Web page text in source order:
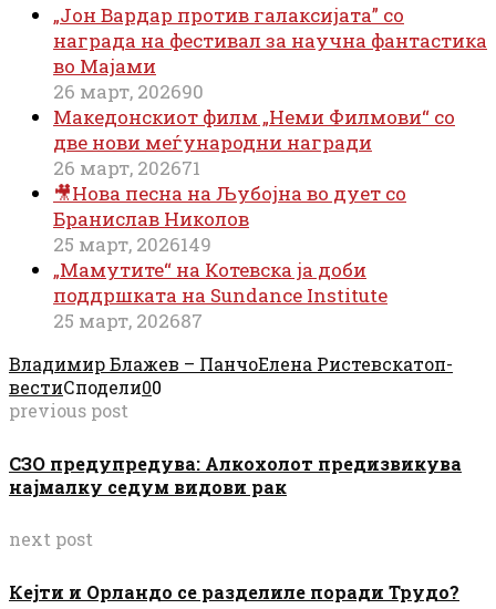
„Јон Вардар против галаксијата” со
награда на фестивал за научна фантастика
во Мајами
26 март, 202690
Македонскиот филм „Неми Филмови“ со
две нови меѓународни награди
26 март, 202671
🎥Нова песна на Љубојна во дует со
Бранислав Николов
25 март, 2026149
„Мамутите“ на Котевска ја доби
поддршката на Sundance Institute
25 март, 202687
Владимир Блажев – ПанчоЕлена Ристевскатоп-
вестиСподели00
previous post
СЗО предупредува: Алкохолот предизвикува
најмалку седум видови рак
next post
Кејти и Орландо се разделиле поради Трудо?